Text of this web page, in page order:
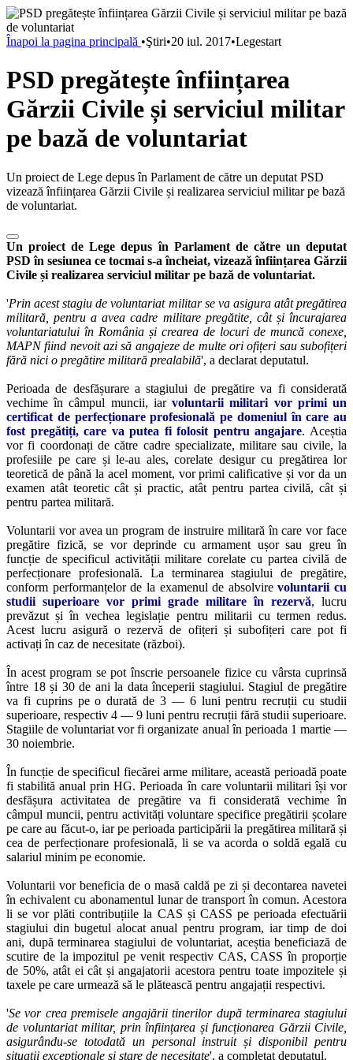
Înapoi la pagina principală •Ştiri•20 iul. 2017•Legestart
PSD pregătește înființarea
Gărzii Civile și serviciul militar
pe bază de voluntariat
Un proiect de Lege depus în Parlament de către un deputat PSD
vizează înființarea Gărzii Civile și realizarea serviciul militar pe bază
de voluntariat.
Un proiect de Lege depus în Parlament de către un deputat
PSD în sesiunea ce tocmai s-a încheiat, vizează înființarea Gărzii
Civile și realizarea serviciul militar pe bază de voluntariat.
'Prin acest stagiu de voluntariat militar se va asigura atât pregătirea
militară, pentru a avea cadre militare pregătite, cât și încurajarea
voluntariatului în România și crearea de locuri de muncă conexe,
MAPN fiind nevoit azi să angajeze de multe ori ofițeri sau subofițeri
fără nici o pregătire militară prealabilă', a declarat deputatul.
Perioada de desfășurare a stagiului de pregătire va fi considerată
vechime în câmpul muncii, iarvoluntarii militari vor primi un
certificat de perfecționare profesională pe domeniul în care au
fost pregătiți, care va putea fi folosit pentru angajare. Aceștia
vor fi coordonați de către cadre specializate, militare sau civile, la
profesiile pe care și le-au ales, corelate desigur cu pregătirea lor
teoretică de până la acel moment, vor primi calificative și vor da un
examen atât teoretic cât și practic, atât pentru partea civilă, cât și
pentru partea militară.
Voluntarii vor avea un program de instruire militară în care vor face
pregătire fizică, se vor deprinde cu armament ușor sau greu în
funcție de specificul activității militare corelate cu partea civilă de
perfecționare profesională. La terminarea stagiului de pregătire,
conform performanțelor de la examenul de absolvirevoluntarii cu
studii superioare vor primi grade militare în rezervă, lucru
prevăzut și în vechea legislație pentru militarii cu termen redus.
Acest lucru asigură o rezervă de ofițeri și subofițeri care pot fi
activați în caz de necesitate (război).
În acest program se pot înscrie persoanele fizice cu vârsta cuprinsă
între 18 și 30 de ani la data începerii stagiului. Stagiul de pregătire
va fi cuprins pe o durată de 3 — 6 luni pentru recruții cu studii
superioare, respectiv 4 — 9 luni pentru recruții fără studii superioare.
Stagiile de voluntariat vor fi organizate anual în perioada 1 martie —
30 noiembrie.
În funcție de specificul fiecărei arme militare, această perioadă poate
fi stabilită anual prin HG. Perioada în care voluntarii militari își vor
desfășura activitatea de pregătire va fi considerată vechime în
câmpul muncii, pentru activități voluntare specifice pregătirii școlare
pe care au făcut-o, iar pe perioada participării la pregătirea militară și
cea de perfecționare profesională, li se va acorda o soldă egală cu
salariul minim pe economie.
Voluntarii vor beneficia de o masă caldă pe zi și decontarea navetei
în echivalent cu abonamentul lunar de transport în comun. Acestora
li se vor plăti contribuțiile la CAS și CASS pe perioada efectuării
stagiului din bugetul alocat anual pentru program, iar timp de doi
ani, după terminarea stagiului de voluntariat, aceștia beneficiază de
scutire de la impozitul pe venit respectiv CAS, CASS în proporție
de 50%, atât ei cât și angajatorii acestora pentru toate impozitele și
taxele pe care urmează să le plătească pentru angajații respectivi.
'Se vor crea premisele angajării tinerilor după terminarea stagiului
de voluntariat militar, prin înființarea și funcționarea Gărzii Civile,
asigurându-se totodată un personal instruit și disponibil pentru
situații excepționale și stare de necesitate', a completat deputatul.